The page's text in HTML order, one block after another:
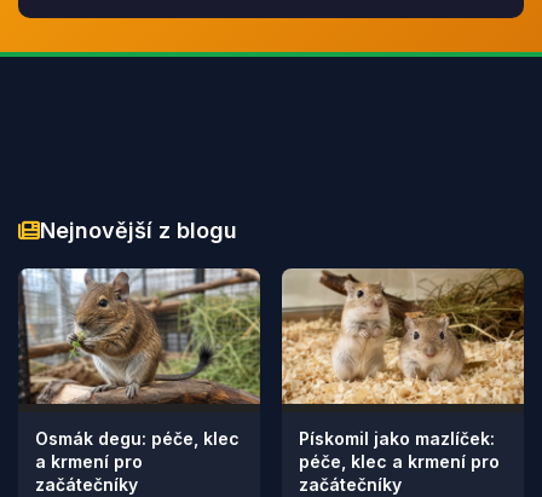
Nejnovější z blogu
Osmák degu: péče, klec
a krmení pro
začátečníky
Pískomil jako mazlíček:
péče, klec a krmení pro
začátečníky